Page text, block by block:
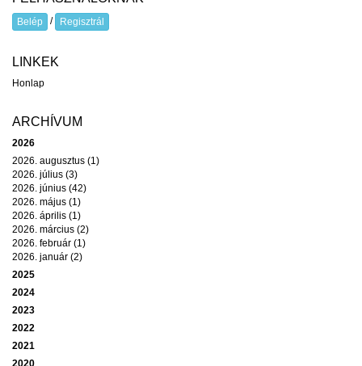
Belép / Regisztrál
LINKEK
Honlap
ARCHÍVUM
2026
2026. augusztus (1)
2026. július (3)
2026. június (42)
2026. május (1)
2026. április (1)
2026. március (2)
2026. február (1)
2026. január (2)
2025
2024
2023
2022
2021
2020